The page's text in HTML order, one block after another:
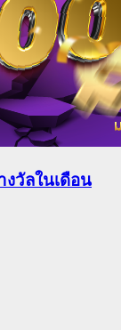
วัลในเดือน